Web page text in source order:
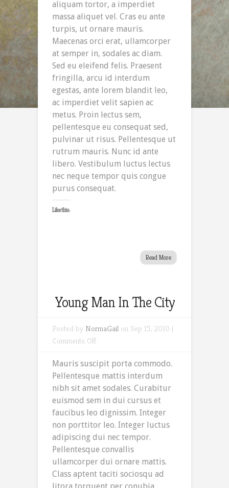
aliquam tortor, a imperdiet
massa aliquet vel. Cras eu ante
turpis, ut ornare mauris.
Maecenas orci erat, ullamcorper
at semper in, sodales ac diam.
Sed eu eleifend felis. Praesent
fringilla, arcu id interdum
egestas, ante lorem blandit leo,
ac imperdiet velit sapien ac
metus. Proin lectus sem,
pellentesque eu consequat sed,
pulvinar ut risus. Pellentesque ut
rutrum mauris. Nunc id ante
libero. Vestibulum luctus lectus
nec neque tempor quis congue
purus consequat.
Like this:
Read More
Young Man In The City
Posted by NormaGail on Sep 15, 2010 |
Comments Offon
Man
In
The
City
Mauris suscipit porta commodo.
Pellentesque mattis interdum
nibh sit amet sodales. Curabitur
euismod sem in dui cursus et
faucibus leo dignissim. Integer
non porttitor leo. Integer luctus
adipiscing dui nec tempor.
Pellentesque convallis
ullamcorper dui ornare mattis.
Class aptent taciti sociosqu ad
litora torquent per conubia